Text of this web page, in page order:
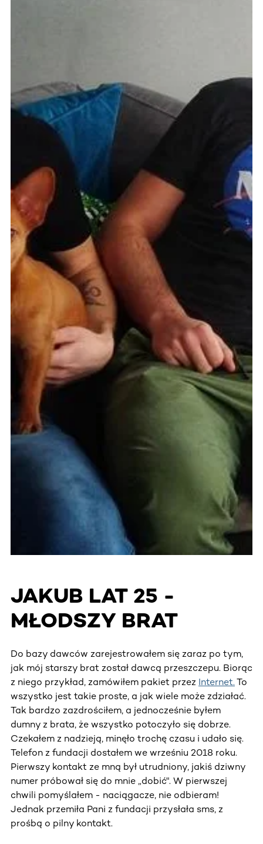
JAKUB LAT 25 -
MŁODSZY BRAT
Do bazy dawców zarejestrowałem się zaraz po tym,
jak mój starszy brat został dawcą przeszczepu. Biorąc
z niego przykład, zamówiłem pakiet przez Internet.To
wszystko jest takie proste, a jak wiele może zdziałać.
Tak bardzo zazdrościłem, a jednocześnie byłem
dumny z brata, że wszystko potoczyło się dobrze.
Czekałem z nadzieją, minęło trochę czasu i udało się.
Telefon z fundacji dostałem we wrześniu 2018 roku.
Pierwszy kontakt ze mną był utrudniony, jakiś dziwny
numer próbował się do mnie „dobić". W pierwszej
chwili pomyślałem - naciągacze, nie odbieram!
Jednak przemiła Pani z fundacji przysłała sms, z
prośbą o pilny kontakt.